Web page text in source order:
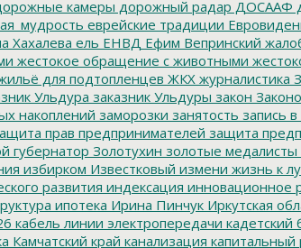
камеры дорожный радар ДОСААФ
еврейские традиции
Хахалева ель ЕНВД Ефим Вепринский
жестокое обращение с животными
для подтопленцев ЖКХ журналистика
Ульдура заказник Ульдуры закон
накоплений заморозки занятость запись
прав предпринимателей защита
губернатор Золотухин золотые медалисты
избирком Известковый измени жизнь к
развития индексация инновационное
ипотека Ирина Пинчук Иркутская
кабель линии электропередачи кадетский
Камчатский край канализация капитальный